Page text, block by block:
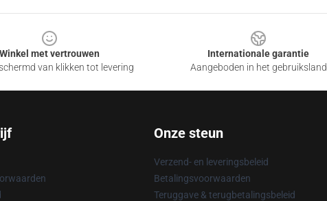
Winkel met vertrouwen
van klikken tot levering
Internationale garantie
Aangeboden in het gebruiksland
Onze steun
Verzend- en leveringsbeleid
Betalingsvoorwaarden
Teruggave & terugbetalingsbeleid